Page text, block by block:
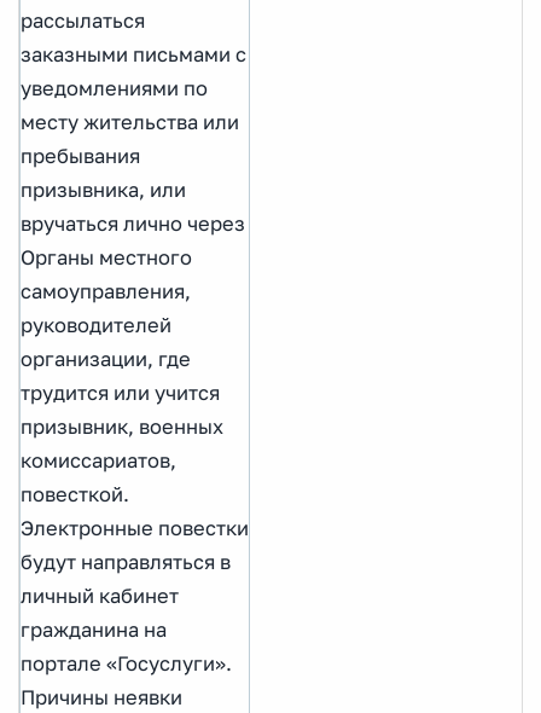
рассылаться
заказными письмами с
уведомлениями по
месту жительства или
пребывания
призывника, или
вручаться лично через
Органы местного
самоуправления,
руководителей
организации, где
трудится или учится
призывник, военных
комиссариатов,
повесткой.
Электронные повестки
будут направляться в
личный кабинет
гражданина на
портале «Госуслуги».
Причины неявки